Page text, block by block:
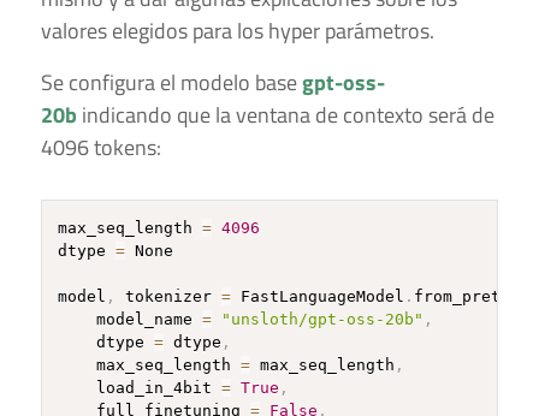
valores elegidos para los hyper parámetros.
Se configura el modelo basegpt-oss-
20b indicando que la ventana de contexto será de
4096 tokens:
max_seq_length = 4096
dtype = None
model , tokenizer = FastLanguageModel .
    model_name
= "unsloth/gpt-oss-20b" ,
    dtype
= dtype ,
    max_seq_length
= max_seq_length ,
    load_in_4bit
= True ,
    full_finetuning
= False ,